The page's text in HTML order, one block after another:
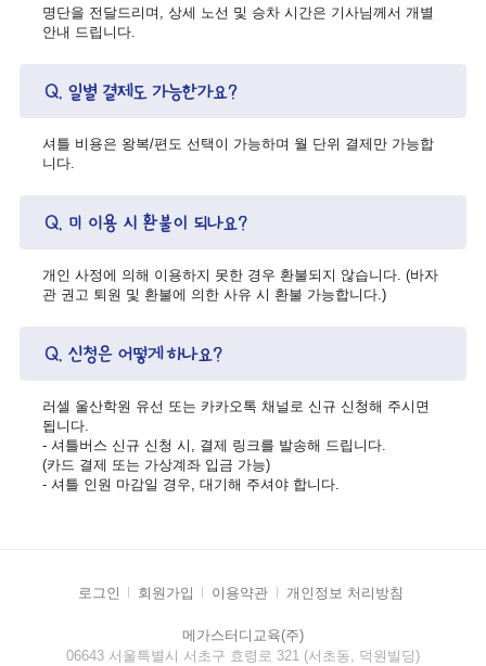
명단을 전달드리며, 상세 노선 및 승차 시간은 기사님께서 개별
안내 드립니다.
셔틀 비용은 왕복/편도 선택이 가능하며 월 단위 결제만 가능합
니다.
개인 사정에 의해 이용하지 못한 경우 환불되지 않습니다. (바자
관 권고 퇴원 및 환불에 의한 사유 시 환불 가능합니다.)
러셀 울산학원 유선 또는 카카오톡 채널로 신규 신청해 주시면
됩니다.
- 셔틀버스 신규 신청 시, 결제 링크를 발송해 드립니다.
(카드 결제 또는 가상계좌 입금 가능)
- 셔틀 인원 마감일 경우, 대기해 주셔야 합니다.
로그인 회원가입 이용약관 개인정보 처리방침
메가스터디교육(주)
06643 서울특별시 서초구 효령로 321 (서초동, 덕원빌딩)